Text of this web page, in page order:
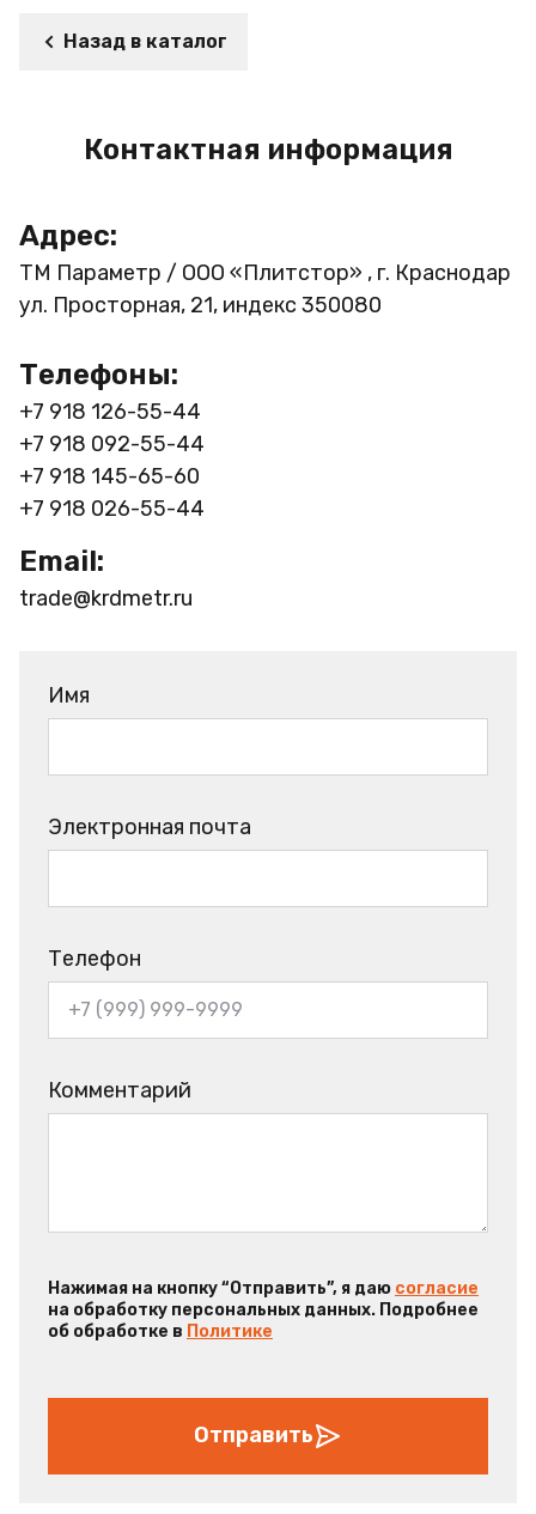
Назад в каталог
Контактная информация
Адрес:
ТМ Параметр / ООО «Плитстор» , г. Краснодар
ул. Просторная, 21, индекс 350080
Телефоны:
+7 918 126-55-44
+7 918 092-55-44
+7 918 145-65-60
+7 918 026-55-44
Email:
trade@krdmetr.ru
Имя
Электронная почта
Телефон
Комментарий
Нажимая на кнопку “Отправить”, я даю согласие
на обработку персональных данных. Подробнее
об обработке в Политике
Отправить